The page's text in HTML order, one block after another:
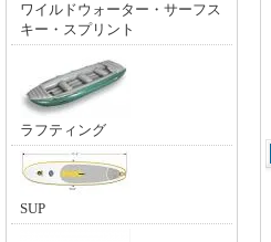
ワイルドウォーター・サーフス
キー・スプリント
ラフティング
SUP